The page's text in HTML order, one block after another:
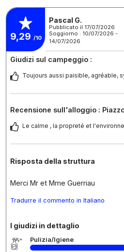
9,29 /10
Pascal G.
Pubblicato il 17/07/2026
Soggiorno : 10/07/2026 -
14/07/2026
Giudizi sul campeggio :
Toujours aussi paisible, agréable,
Recensione sull'alloggio :
Le calme , la propreté et
Risposta della struttura
Merci Mr et Mme Guerriau
Tradurre il commento in Italiano
I giudizi in dettaglio
Pulizia/Igiene